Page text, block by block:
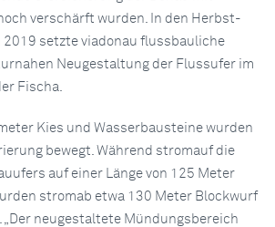
verschärft wurden. In den Herbst-
setzte viadonau flussbauliche
Neugestaltung der Flussufer im
Fischa.
Kies und Wasserbausteine wurden
bewegt. Während stromauf die
auf einer Länge von 125 Meter
stromab etwa 130 Meter Blockwurf
neugestaltete Mündungsbereich